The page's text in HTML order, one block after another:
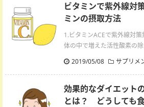
ビタミンで紫外線対
ミンの摂取方法
1.ビタミンACEで紫外線対策
体の中で増えた活性酸素の除
2019/05/08
サプリメ
効果的なダイエット
とは？ どうしても